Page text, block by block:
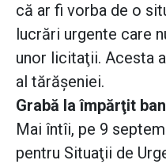
că ar fi vorba de o
lucrări urgente care
unor licitaţii. Acesta
al tărăşeniei.
Grabă la împărţit
Mai întîi, pe 9
pentru Situaţii de